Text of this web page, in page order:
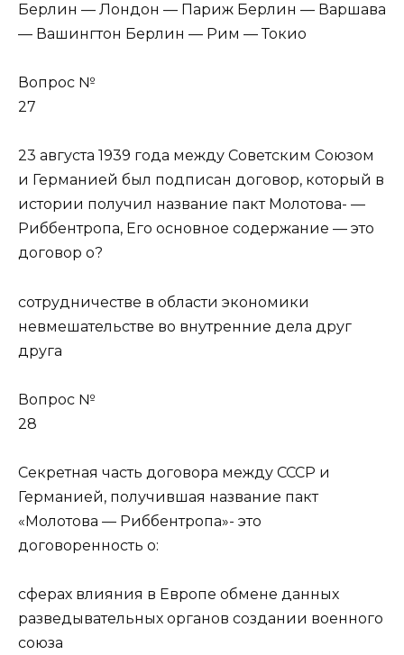
Берлин — Лондон — Париж Берлин — Варшава
— Вашингтон Берлин — Рим — Токио
Вопрос №
27
23 августа 1939 года между Советским Союзом
и Германией был подписан договор, который в
истории получил название пакт Молотова- —
Риббентропа, Его основное содержание — это
договор о?
сотрудничестве в области экономики
невмешательстве во внутренние дела друг
друга
Вопрос №
28
Секретная часть договора между СССР и
Германией, получившая название пакт
«Молотова — Риббентропа»- это
договоренность о:
сферах влияния в Европе обмене данных
разведывательных органов создании военного
союза